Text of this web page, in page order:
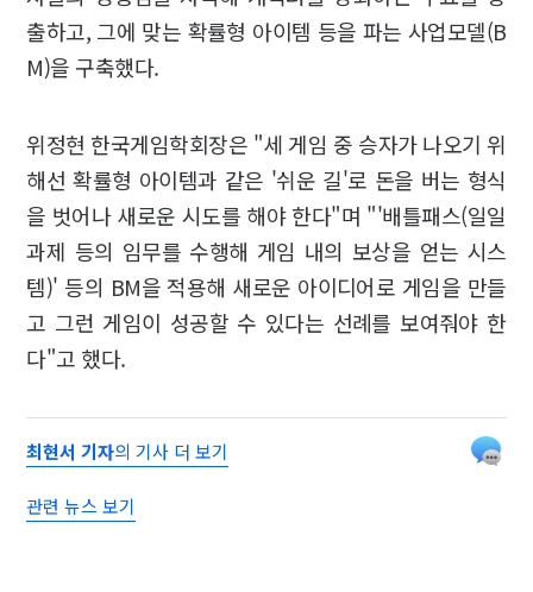
출하고, 그에 맞는 확률형 아이템 등을 파는 사업모델(B
M)을 구축했다.
위정현 한국게임학회장은 "세 게임 중 승자가 나오기 위
해선 확률형 아이템과 같은 '쉬운 길'로 돈을 버는 형식
을 벗어나 새로운 시도를 해야 한다"며 "'배틀패스(일일
과제 등의 임무를 수행해 게임 내의 보상을 얻는 시스
템)' 등의 BM을 적용해 새로운 아이디어로 게임을 만들
고 그런 게임이 성공할 수 있다는 선례를 보여줘야 한
다"고 했다.
최현서 기자의 기사 더 보기
관련 뉴스 보기